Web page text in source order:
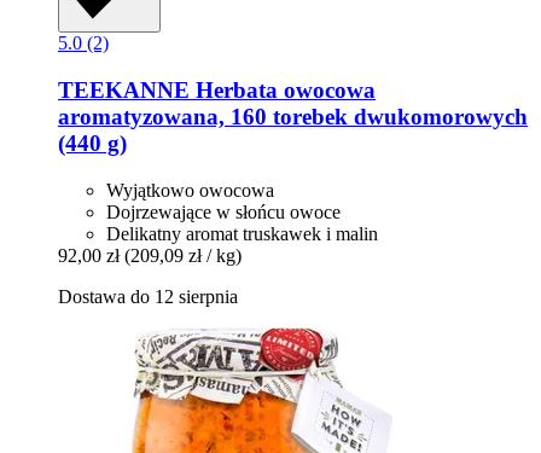
5.0 (2)
TEEKANNE Herbata owocowa
aromatyzowana, 160 torebek dwukomorowych
(440 g)
Wyjątkowo owocowa
Dojrzewające w słońcu owoce
Delikatny aromat truskawek i malin
92,00 zł (209,09 zł / kg)
Dostawa do 12 sierpnia